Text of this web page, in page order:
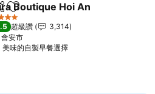
加入我的最愛
Boutique Hoi An
級
超級讚
3,314
會安市
美味的自製早餐選擇查看價格